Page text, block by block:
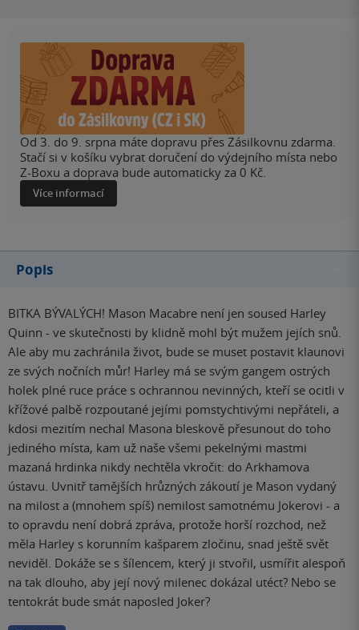
Od 3. do 9. srpna máte dopravu přes Zásilkovnu zdarma.
Stačí si v košíku vybrat doručení do výdejního místa nebo
Z-Boxu a doprava bude automaticky za 0 Kč.
Více informací
Popis
BITKA BÝVALÝCH! Mason Macabre není jen soused Harley
Quinn - ve skutečnosti by klidně mohl být mužem jejích snů.
Ale aby mu zachránila život, bude se muset postavit klaunovi
ze svých nočních můr! Harley má se svým gangem ostrých
holek plné ruce práce s ochrannou nevinných, kteří se ocitli v
křížové palbě rozpoutané jejími pomstychtivými nepřáteli, a
kdosi mezitím nechal Masona bleskově přesunout do toho
jediného místa, kam už naše všemi pekelnými mastmi
mazaná hrdinka nikdy nechtěla vkročit: do Arkhamova
ústavu. Uvnitř tamějších hrůzných zákoutí je Mason vydaný
na milost a (mnohem spíš) nemilost samotnému Jokerovi - a
to opravdu není dobrá zpráva, protože horší rozchod, než
měla Harley s korunním kašparem zločinu, snad ještě svět
neviděl. Dokáže se s šílencem, který ji stvořil, usmířit alespoň
na tak dlouho, aby její nový milenec dokázal utéct? Nebo se
tentokrát bude smát naposled Joker?